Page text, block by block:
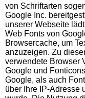
von Schriftarten
Google Inc.
unserer Webseite
Web Fonts von
Browsercache, um
anzuzeigen. Zu
verwendete Browser
Google und
Google, als auch
über Ihre IP-Adresse